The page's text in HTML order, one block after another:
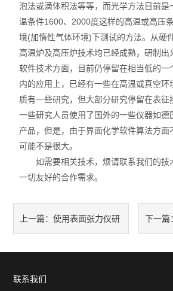
泡法或滴体积法等等，而光学方法目前是
温条件1600、2000度这样的高温或高压
境(加惰性气体环境)下测试的方法。从硬
高温炉及高压炉技术均已经成熟，研制出
软件技术方面，目前仍停留在相当低的一
内的应用上，已经有一些在高温或真空环
质有一些研究，但大部分研究停留在表征
一些研究人员使用了国外的一些仪器如德
产品，但是，由于界面化学软件算法方面
可能不是很大。
如需要相关技术，烦请联系我们的技
一切友好的合作需求。
上一篇：使用表面张力仪研
么？
下一篇
联系我们